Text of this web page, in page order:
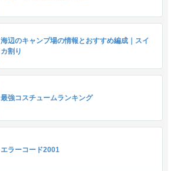
海辺のキャンプ場の情報とおすすめ編成｜スイ
カ割り
最強コスチュームランキング
エラーコード2001